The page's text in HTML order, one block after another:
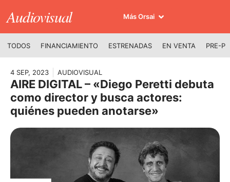
Audiovisual Más Orsai
TODOS FINANCIAMIENTO ESTRENADAS EN VENTA PRE-
4 SEP, 2023 AUDIOVISUAL
AIRE DIGITAL – «Diego Peretti debuta
como director y busca actores:
quiénes pueden anotarse»